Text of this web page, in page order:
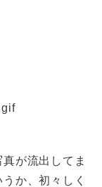
が流出してま
か、初々しく